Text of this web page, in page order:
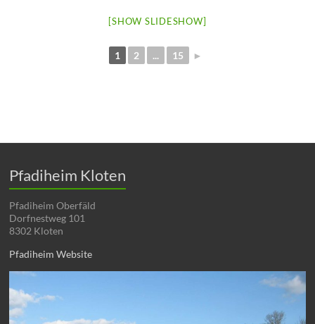
[SHOW SLIDESHOW]
1 2 ... 15 ►
Pfadiheim Kloten
Pfadiheim Oberfäld
Dorfnestweg 101
8302 Kloten
Pfadiheim Website